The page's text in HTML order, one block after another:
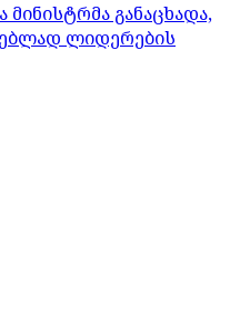
მინისტრმა განაცხადა,
ლიდერების